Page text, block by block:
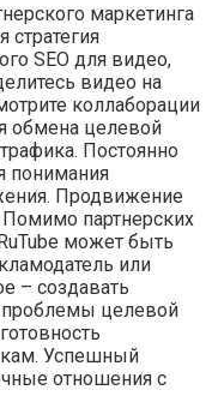
маркетинга
стратегия
SEO для видео,
видео на
коллаборации
обмена целевой
Постоянно
понимания
Продвижение
партнерских
может быть
или
– создавать
целевой
Успешный
отношения с